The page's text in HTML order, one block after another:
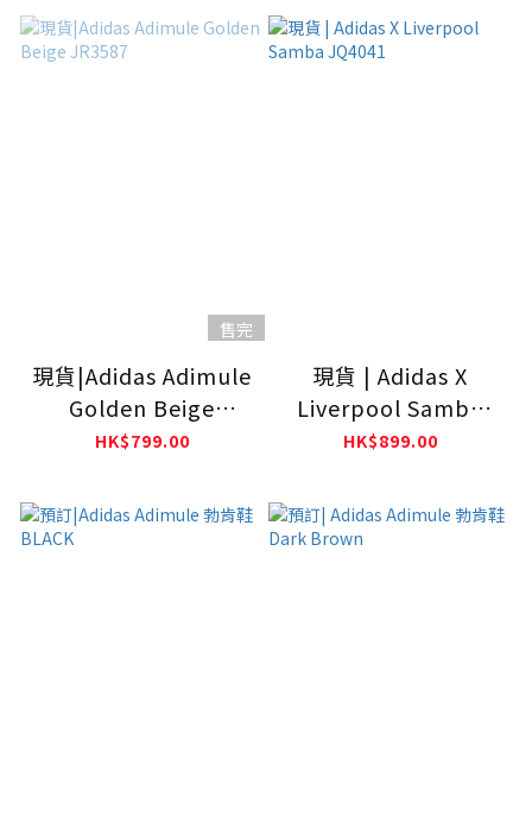
售完
現貨|Adidas Adimule
Golden Beige
JR3587
HK$799.00
現貨 | Adidas X
Liverpool Samba
JQ4041
HK$899.00